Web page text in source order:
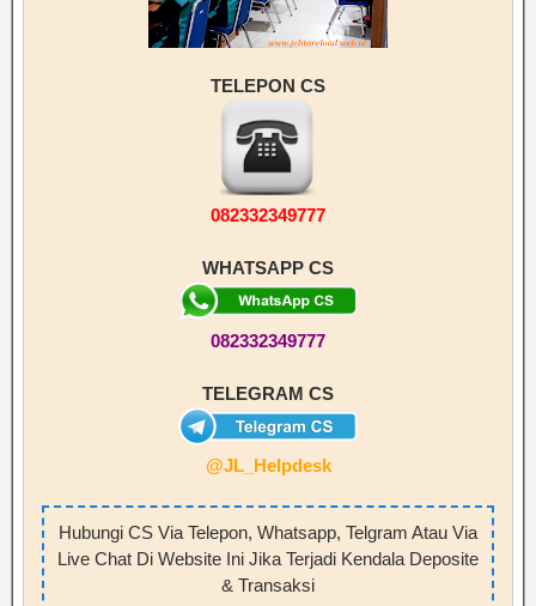
TELEPON CS
082332349777
WHATSAPP CS
082332349777
TELEGRAM CS
@JL_Helpdesk
Hubungi CS Via Telepon, Whatsapp, Telgram Atau Via
Live Chat Di Website Ini Jika Terjadi Kendala Deposite
& Transaksi